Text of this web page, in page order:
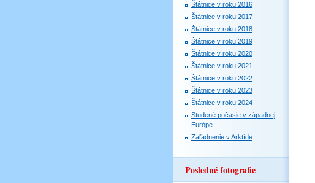
Štátnice v roku 2016
Štátnice v roku 2017
Štátnice v roku 2018
Štátnice v roku 2019
Štátnice v roku 2020
Štátnice v roku 2021
Štátnice v roku 2022
Štátnice v roku 2023
Štátnice v roku 2024
Studené počasie v západnej
Európe
Zaľadnenie v Arktíde
Posledné fotografie